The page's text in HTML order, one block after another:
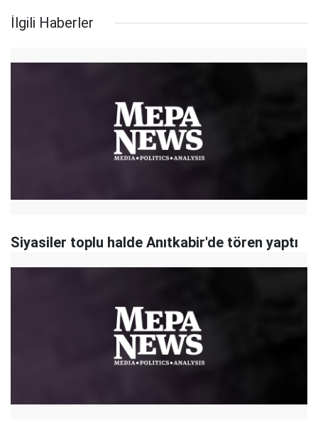
İlgili Haberler
Siyasiler toplu halde Anıtkabir'de tören yaptı